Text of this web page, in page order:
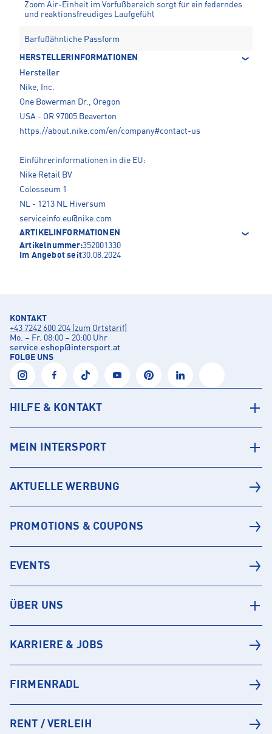
Zoom Air-Einheit im Vorfußbereich sorgt für ein federndes
und reaktionsfreudiges Laufgefühl
Barfußähnliche Passform
HERSTELLERINFORMATIONEN
Hersteller
Nike, Inc.
One Bowerman Dr., Oregon
USA - OR 97005 Beaverton
https://about.nike.com/en/company#contact-us
Einführerinformationen in die EU:
Nike Retail BV
Colosseum 1
NL - 1213 NL Hiversum
serviceinfo.eu@nike.com
ARTIKELINFORMATIONEN
Artikelnummer:352001330
Im Angebot seit30.08.2024
KONTAKT
+43 7242 600 204 (zum Ortstarif)
Mo. – Fr. 08:00 – 20:00 Uhr
service.eshop@intersport.at
FOLGE UNS
HILFE & KONTAKT
MEIN INTERSPORT
AKTUELLE WERBUNG
PROMOTIONS & COUPONS
EVENTS
ÜBER UNS
KARRIERE & JOBS
FIRMENRADL
RENT / VERLEIH